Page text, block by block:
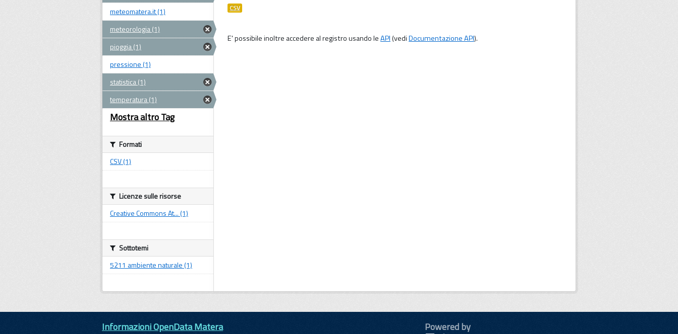
CSV
E' possibile inoltre accedere al registro usando leAPI(vediDocumentazione API).
meteomatera.it (1)
meteorologia (1)
pioggia (1)
pressione (1)
statistica (1)
temperatura (1)
Mostra altro Tag
Formati
CSV (1)
Licenze sulle risorse
Creative Commons At... (1)
Sottotemi
5211 ambiente naturale (1)
Informazioni OpenData Matera
Powered by